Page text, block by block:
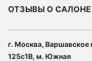
ОТЗЫВЫ О
г. Москва, Варшавское
125с1В, м. Южная